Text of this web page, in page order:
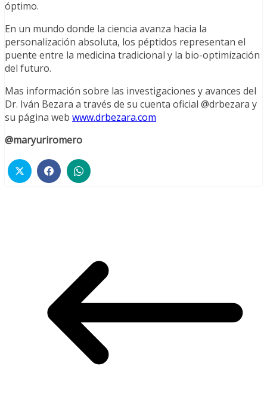
óptimo.
En un mundo donde la ciencia avanza hacia la
personalización absoluta, los péptidos representan el
puente entre la medicina tradicional y la bio-optimización
del futuro.
Mas información sobre las investigaciones y avances del
Dr. Iván Bezara a través de su cuenta oficial @drbezara y
su página web www.drbezara.com
@maryuriromero